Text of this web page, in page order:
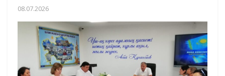
08.07.2026